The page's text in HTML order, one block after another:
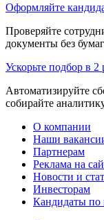
Оформляйте
Проверяйте
документы без
Ускорьте подбор в 2
Автоматизируйте
собирайте
О компании
Наши
Партнерам
Реклама на
Новости и
Инвесторам
Кандидаты по